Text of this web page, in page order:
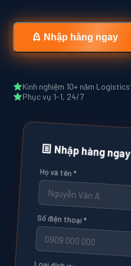
Nhập hàng ngay
Kinh nghiệm 10+ năm Logistics
Phục vụ 1-1, 24/7
Nhập hàng ngay
Họ và tên *
Số điện thoại *
Loại dịch vụ